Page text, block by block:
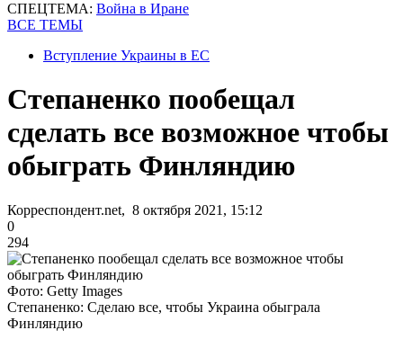
СПЕЦТЕМА: Война в Иране
ВСЕ ТЕМЫ
Вступление Украины в ЕС
Степаненко пообещал
сделать все возможное чтобы
обыграть Финляндию
Корреспондент.net, 8 октября 2021, 15:12
0
294
Фото: Getty Images
Степаненко: Сделаю все, чтобы Украина обыграла
Финляндию